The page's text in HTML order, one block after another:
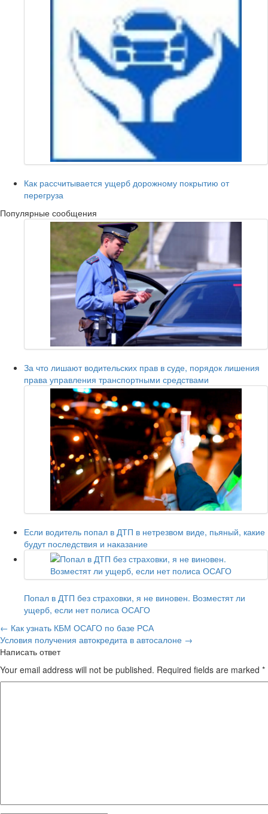
Как рассчитывается ущерб дорожному покрытию от
перегруза
Популярные сообщения
За что лишают водительских прав в суде, порядок лишения
права управления транспортными средствами
Если водитель попал в ДТП в нетрезвом виде, пьяный, какие
будут последствия и наказание
Попал в ДТП без страховки, я не виновен. Возместят ли
ущерб, если нет полиса ОСАГО
← Как узнать КБМ ОСАГО по базе РСА
Условия получения автокредита в автосалоне →
Написать ответ
Your email address will not be published. Required fields are marked *